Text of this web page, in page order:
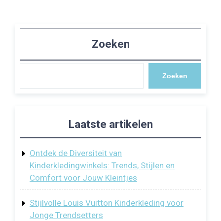
Zoeken
Zoeken
Laatste artikelen
Ontdek de Diversiteit van
Kinderkledingwinkels: Trends, Stijlen en
Comfort voor Jouw Kleintjes
Stijlvolle Louis Vuitton Kinderkleding voor
Jonge Trendsetters